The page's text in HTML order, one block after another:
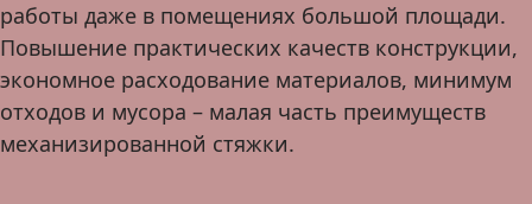
работы даже в помещениях большой площади.
Повышение практических качеств конструкции,
экономное расходование материалов, минимум
отходов и мусора – малая часть преимуществ
механизированной стяжки.